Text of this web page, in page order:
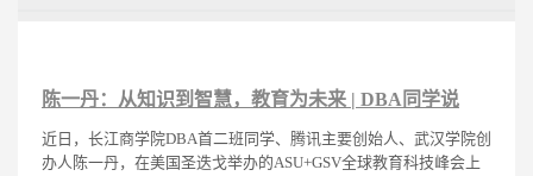
陈一丹：从知识到智慧，教育为未来 | DBA同学说
近日，长江商学院DBA首二班同学、腾讯主要创始人、武汉学院创
办人陈一丹，在美国圣迭戈举办的ASU+GSV全球教育科技峰会上